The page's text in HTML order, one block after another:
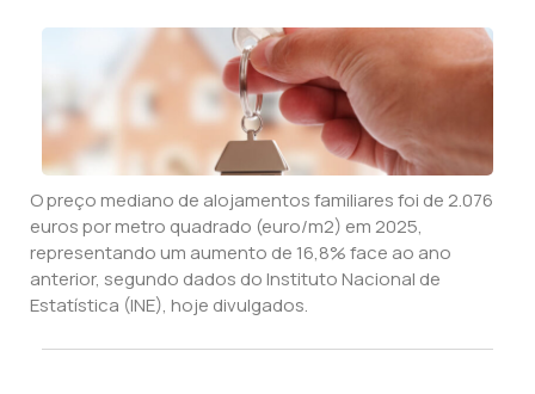
O preço mediano de alojamentos familiares foi de 2.076
euros por metro quadrado (euro/m2) em 2025,
representando um aumento de 16,8% face ao ano
anterior, segundo dados do Instituto Nacional de
Estatística (INE), hoje divulgados.